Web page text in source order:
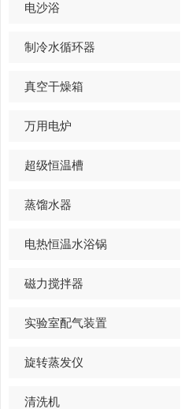
电沙浴
制冷水循环器
真空干燥箱
万用电炉
超级恒温槽
蒸馏水器
电热恒温水浴锅
磁力搅拌器
实验室配气装置
旋转蒸发仪
清洗机